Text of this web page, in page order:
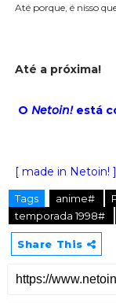
Até porque, é nisso
Até a próxima!
ONetoin!está
[ made in Netoin! ]
Tags anime#
temporada 1998#
Share This